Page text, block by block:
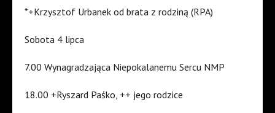
*+Krzysztof Urbanek od brata z rodziną (RPA)
Sobota 4 lipca
7.00 Wynagradzająca Niepokalanemu Sercu NMP
18.00 +Ryszard Paśko, ++ jego rodzice